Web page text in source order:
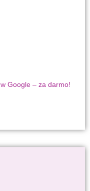
Google – za darmo!